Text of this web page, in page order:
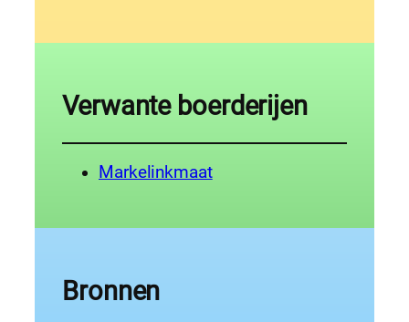
Verwante boerderijen
Markelinkmaat
Bronnen